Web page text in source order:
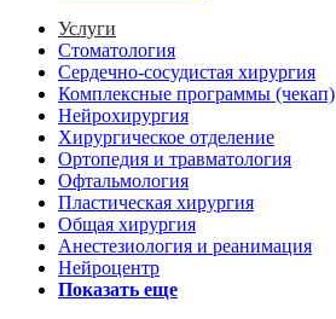
Услуги
Стоматология
Сердечно-сосудистая хирургия
Комплексные программы (чекап)
Нейрохирургия
Хирургическое отделение
Ортопедия и травматология
Офтальмология
Пластическая хирургия
Общая хирургия
Анестезиология и реанимация
Нейроцентр
Показать еще